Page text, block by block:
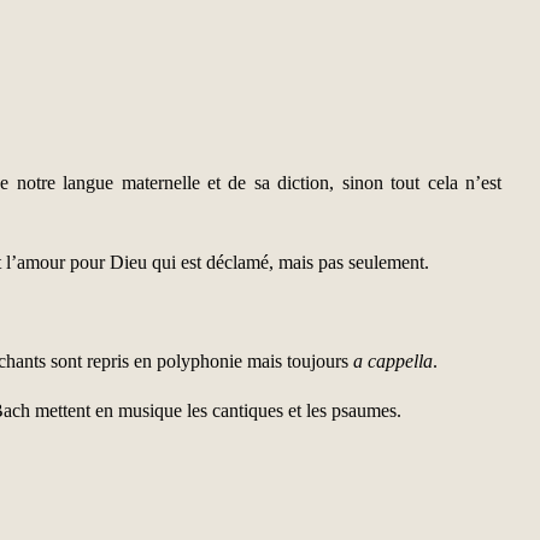
langue maternelle et de sa diction, sinon tout cela n’est
l’amour pour Dieu qui est déclamé, mais pas seulement.
sont repris en polyphonie mais toujours a cappella.
mettent en musique les cantiques et les psaumes.